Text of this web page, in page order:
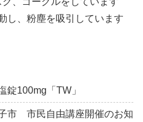
し、粉塵を吸引しています
錠100mg「TW」
市 市民自由講座開催のお知